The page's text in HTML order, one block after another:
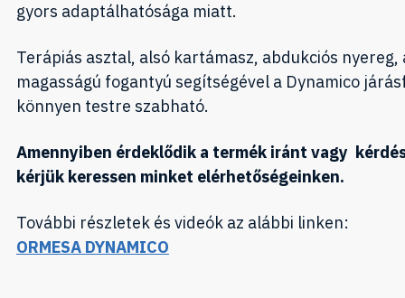
gyors adaptálhatósága miatt.
Terápiás asztal, alsó kartámasz, abdukciós
magasságú fogantyú segítségével a Dynamico
könnyen testre szabható.
Amennyiben érdeklődik a termék iránt vagy
kérjük keressen minket elérhetőségeinken.
További részletek és videók az alábbi linken:
ORMESA DYNAMICO